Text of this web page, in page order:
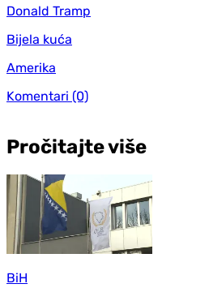
Donald Tramp
Bijela kuća
Amerika
Komentari (0)
Pročitajte više
BiH